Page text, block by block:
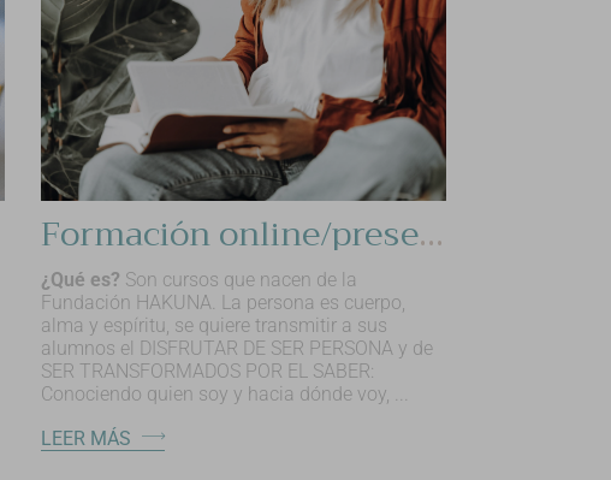
Formación online/presencial: Hakuna Soul College
¿Qué es? Son cursos que nacen de la
Fundación HAKUNA. La persona es cuerpo,
alma y espíritu, se quiere transmitir a sus
alumnos el DISFRUTAR DE SER PERSONA y de
SER TRANSFORMADOS POR EL SABER:
Conociendo quien soy y hacia dónde voy, ...
LEER MÁS